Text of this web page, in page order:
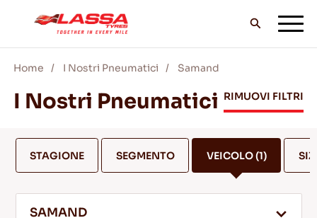
TUTTI I PNEUMATICI LASSA
II BLOG & VIDEO
Home I Nostri Pneumatici Samand
I Nostri Pneumatici RIMUOVI FILTRI
STAGIONE SEGMENTO VEICOLO(1)
SAMAND